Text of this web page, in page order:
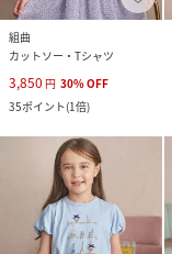
組曲
カットソー・Tシャツ
3,850 円 30%OFF
35ポイント(1倍)